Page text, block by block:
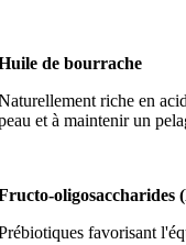
de bourrache
riche en
et à maintenir un
oligosaccharides
favorisant